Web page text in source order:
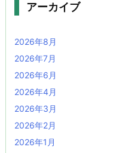
アーカイブ
2026年8月
2026年7月
2026年6月
2026年4月
2026年3月
2026年2月
2026年1月